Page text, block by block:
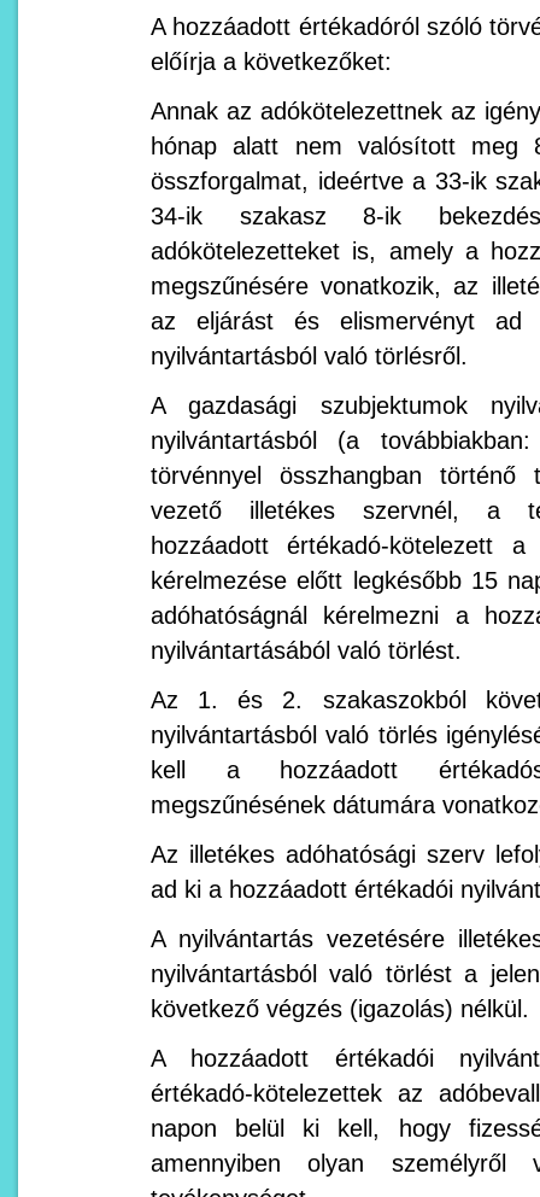
A hozzáadott értékadóról szóló
előírja a következőket:
Annak az adókötelezettnek az
hónap alatt nem valósított meg
összforgalmat, ideértve a 33-ik
34-ik szakasz 8-ik
adókötelezetteket is, amely a
megszűnésére vonatkozik, az
az eljárást és elismervényt ad
nyilvántartásból való törlésről.
A gazdasági szubjektumok
nyilvántartásból (a
törvénnyel összhangban
vezető illetékes szervnél, a
hozzáadott értékadó-kötelezett
kérelmezése előtt legkésőbb 15
adóhatóságnál kérelmezni a
nyilvántartásából való törlést.
Az 1. és 2. szakaszokból
nyilvántartásból való törlés
kell a hozzáadott
megszűnésének dátumára
Az illetékes adóhatósági szerv
ad ki a hozzáadott értékadói
A nyilvántartás vezetésére
nyilvántartásból való törlést a
következő végzés (igazolás) nélkül.
A hozzáadott értékadói
értékadó-kötelezettek az
napon belül ki kell, hogy
amennyiben olyan